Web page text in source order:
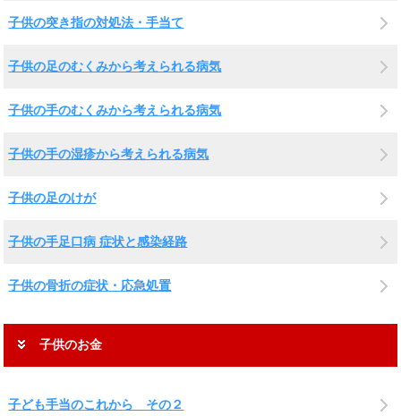
子供の突き指の対処法・手当て
子供の足のむくみから考えられる病気
子供の手のむくみから考えられる病気
子供の手の湿疹から考えられる病気
子供の足のけが
子供の手足口病 症状と感染経路
子供の骨折の症状・応急処置
子供のお金
子ども手当のこれから その２